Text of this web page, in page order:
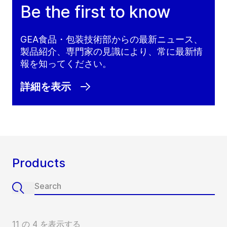
Be the first to know
GEA食品・包装技術部からの最新ニュース、
製品紹介、専門家の見識により、常に最新情
報を知ってください。
詳細を表示
Products
11 の 4 を表示する